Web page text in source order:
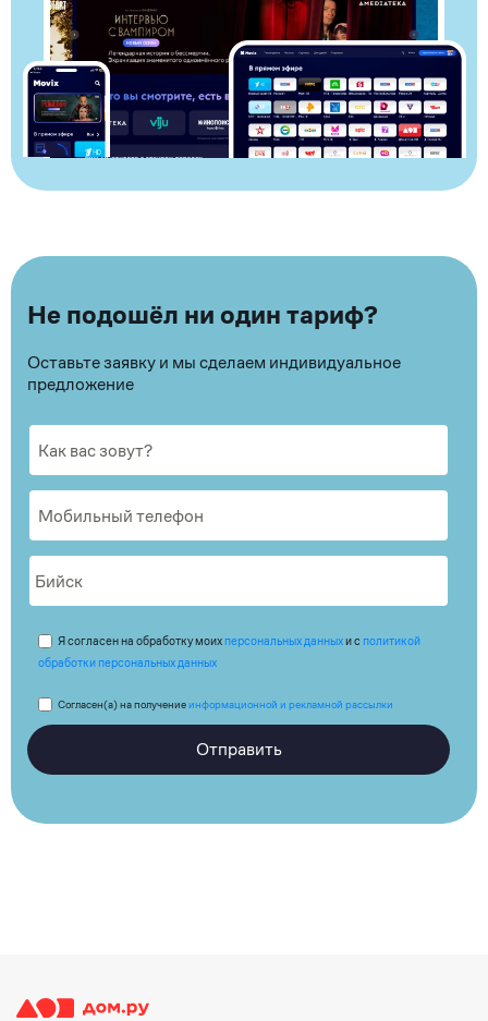
Не подошёл ни один тариф?
Оставьте заявку и мы сделаем индивидуальное
предложение
Я согласен на обработку моих персональных данныхи с политикой
обработки персональных данных
Согласен(а) на получениеинформационной и рекламной рассылки
Отправить